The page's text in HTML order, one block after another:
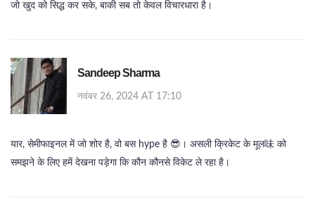
जो खुद को सिद्ध कर सके, बाकी सब तो केवल विचारधारा है।
Sandeep Sharma
नवंबर 26, 2024 AT 17:10
यार, सेमीफाइनल में जो शोर है, वो बस hype है 😎। असली क्रिकेट के मूल味 को
समझने के लिए हमें देखना पड़ेगा कि कौन कौनसे विकेट ले रहा है।